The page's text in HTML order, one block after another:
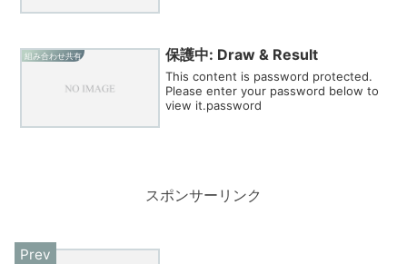
組み合わせ共有 保護中: Draw & Result
This content is password protected.
Please enter your password below to
view it.password
スポンサーリンク